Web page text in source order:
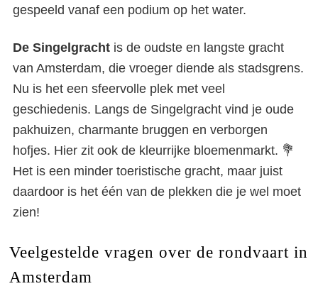
gespeeld vanaf een podium op het water.
De Singelgracht is de oudste en langste gracht
van Amsterdam, die vroeger diende als stadsgrens.
Nu is het een sfeervolle plek met veel
geschiedenis. Langs de Singelgracht vind je oude
pakhuizen, charmante bruggen en verborgen
hofjes. Hier zit ook de kleurrijke bloemenmarkt. 💐
Het is een minder toeristische gracht, maar juist
daardoor is het één van de plekken die je wel moet
zien!
Veelgestelde vragen over de rondvaart in
Amsterdam